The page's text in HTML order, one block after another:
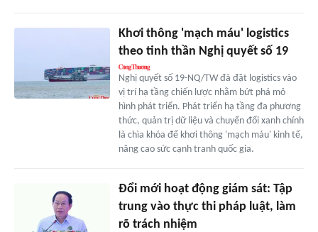
Khơi thông 'mạch máu' logistics
theo tinh thần Nghị quyết số 19
Nghị quyết số 19-NQ/TW đã đặt logistics vào
vị trí hạ tầng chiến lược nhằm bứt phá mô
hình phát triển. Phát triển hạ tầng đa phương
thức, quản trị dữ liệu và chuyển đổi xanh chính
là chìa khóa để khơi thông 'mạch máu' kinh tế,
nâng cao sức cạnh tranh quốc gia.
Đổi mới hoạt động giám sát: Tập
trung vào thực thi pháp luật, làm
rõ trách nhiệm